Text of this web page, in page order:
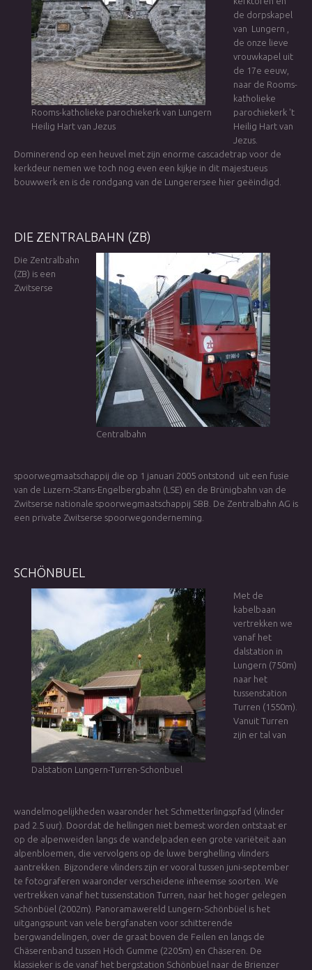
Rooms-katholieke parochiekerk van Lungern
Heilig Hart van Jezus
de dorpskapel
van Lungern ,
de onze lieve
vrouwkapel uit
de 17e eeuw,
naar de Rooms-
katholieke
parochiekerk 't
Heilig Hart van
Jezus.
Dominerend op een heuvel met zijn enorme cascadetrap voor de
kerkdeur nemen we toch nog even een kijkje in dit majestueus
bouwwerk en is de rondgang van de Lungerersee hier geëindigd.
DIE ZENTRALBAHN (ZB)
Centralbahn
Die Zentralbahn
(ZB) is een
Zwitserse
spoorwegmaatschappij die op 1 januari 2005 ontstond uit een fusie
van de Luzern-Stans-Engelbergbahn (LSE) en de Brünigbahn van de
Zwitserse nationale spoorwegmaatschappij SBB. De Zentralbahn AG is
een private Zwitserse spoorwegonderneming.
SCHÖNBUEL
Dalstation Lungern-Turren-Schonbuel
Met de
kabelbaan
vertrekken we
vanaf het
dalstation in
Lungern (750m)
naar het
tussenstation
Turren (1550m).
Vanuit Turren
zijn er tal van
wandelmogelijkheden waaronder het Schmetterlingspfad (vlinder
pad 2.5 uur). Doordat de hellingen niet bemest worden ontstaat er
op de alpenweiden langs de wandelpaden een grote variëteit aan
alpenbloemen, die vervolgens op de luwe berghelling vlinders
aantrekken. Bijzondere vlinders zijn er vooral tussen juni-september
te fotograferen waaronder verscheidene inheemse soorten. We
vertrekken vanaf het tussenstation Turren, naar het hoger gelegen
Schönbüel (2002m). Panoramawereld Lungern-Schönbüel is het
uitgangspunt van vele bergfanaten voor schitterende
bergwandelingen, over de graat boven de Feilen en langs de
Chäserenband tussen Höch Gumme (2205m) en Chäseren. De
klassieker is de vanaf het bergstation Schönbüel naar de Brienzer